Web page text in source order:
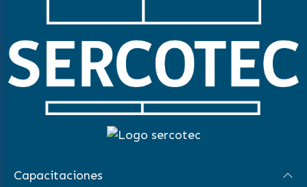
Capacitaciones